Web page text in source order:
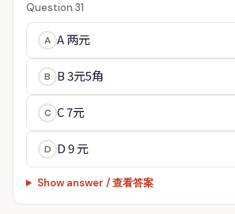
Question 31
A A 两元
B B 3元5角
C C 7元
D D 9 元
Show answer / 查看答案